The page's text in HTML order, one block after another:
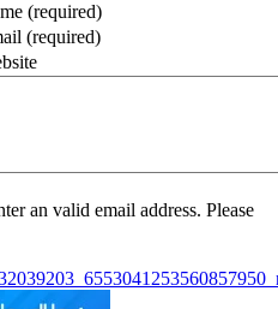
(required)
(required)
an valid email address. Please